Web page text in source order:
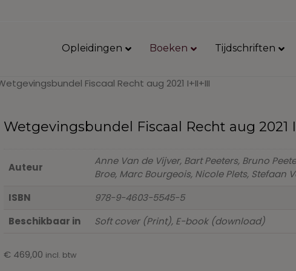
Opleidingen Boeken Tijdschriften
Fiscaal Recht aug 2021 I+II+III
Wetgevingsbundel Fiscaal Recht aug 2021
Auteur
Anne Van de Vijver, Bart Peeters, Bruno
Broe, Marc Bourgeois, Nicole Plets, Stefaan
ISBN
978-9-4603-5545-5
Beschikbaar in
Soft cover (Print), E-book (download)
€ 469,00 incl. btw